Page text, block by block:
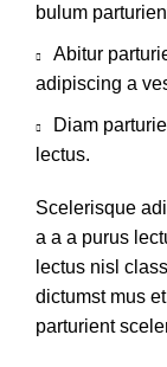
bulum
Abitur
adipiscing a
Diam
lectus.
Scelerisque
a a a purus
lectus nisl
dictumst mus
parturient